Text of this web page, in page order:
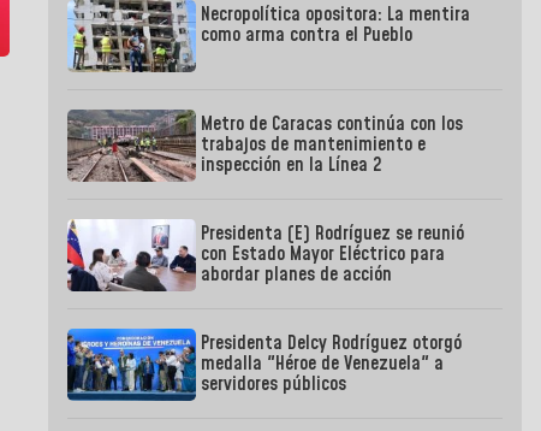
Necropolítica opositora: La mentira
como arma contra el Pueblo
Metro de Caracas continúa con los
trabajos de mantenimiento e
inspección en la Línea 2
Presidenta (E) Rodríguez se reunió
con Estado Mayor Eléctrico para
abordar planes de acción
Presidenta Delcy Rodríguez otorgó
medalla "Héroe de Venezuela" a
servidores públicos